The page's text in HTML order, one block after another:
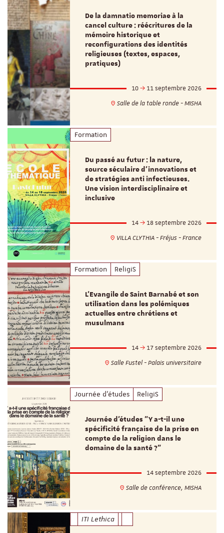
De la damnatio memoriae à la
cancel culture : réécritures de la
mémoire historique et
reconfigurations des identités
religieuses (textes, espaces,
pratiques)
10
11 septembre 2026
Salle de la table ronde - MISHA
Formation
Du passé au futur : la nature,
source séculaire d’innovations et
de stratégies anti infectieuses.
Une vision interdisciplinaire et
inclusive
14
18 septembre 2026
VILLA CLYTHIA - Fréjus - France
Formation ReligiS
L’Evangile de Saint Barnabé et son
utilisation dans les polémiques
actuelles entre chrétiens et
musulmans
14
17 septembre 2026
Salle Fustel - Palais universitaire
Journée d'études ReligiS
Journée d’études "Y a-t-il une
spécificité française de la prise en
compte de la religion dans le
domaine de la santé ?"
14 septembre 2026
Salle de conférence, MISHA
ITI Lethica